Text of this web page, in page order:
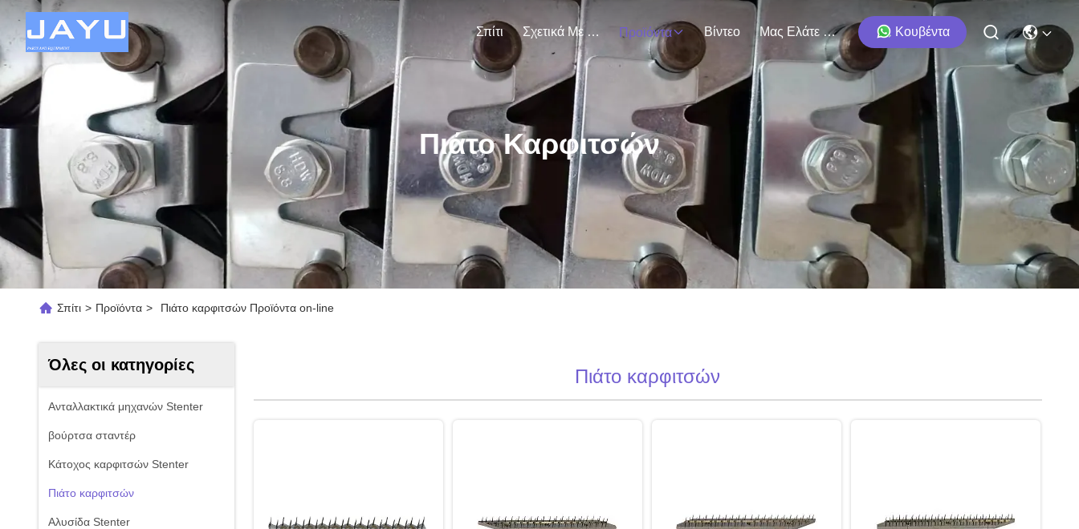
Σπίτι Σχετικά Με Εμάς Προϊόντα Βίντεο Μας Ελάτε Σε Επαφή Με Κουβέντα
Πιάτο Καρφιτσών
Σπίτι > Προϊόντα > Πιάτο καρφιτσών Προϊόντα on-line
Όλες οι κατηγορίες
Ανταλλακτικά μηχανών Stenter
βούρτσα σταντέρ
Κάτοχος καρφιτσών Stenter
Πιάτο καρφιτσών
Αλυσίδα Stenter
Πιάτο καρφιτσών